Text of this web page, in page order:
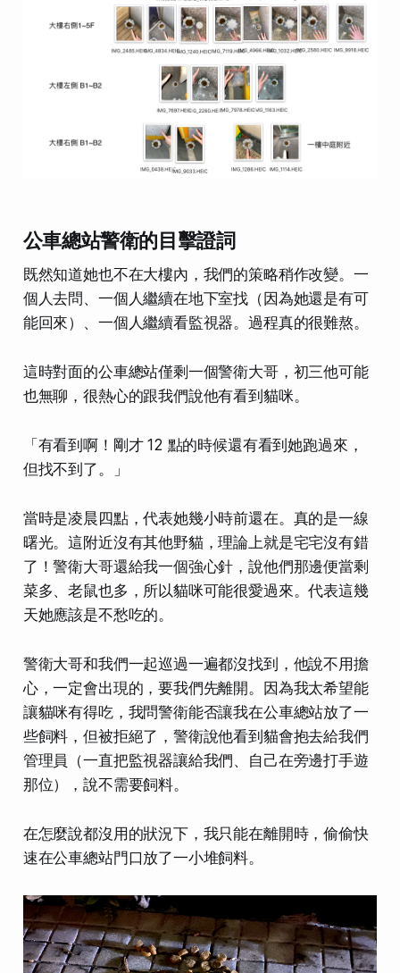
公車總站警衛的目擊證詞
既然知道她也不在大樓內，我們的策略稍作改變。一
個人去問、一個人繼續在地下室找（因為她還是有可
能回來）、一個人繼續看監視器。過程真的很難熬。
這時對面的公車總站僅剩一個警衛大哥，初三他可能
也無聊，很熱心的跟我們說他有看到貓咪。
「有看到啊！剛才 12 點的時候還有看到她跑過來，
但找不到了。」
當時是凌晨四點，代表她幾小時前還在。真的是一線
曙光。這附近沒有其他野貓，理論上就是宅宅沒有錯
了！警衛大哥還給我一個強心針，說他們那邊便當剩
菜多、老鼠也多，所以貓咪可能很愛過來。代表這幾
天她應該是不愁吃的。
警衛大哥和我們一起巡過一遍都沒找到，他說不用擔
心，一定會出現的，要我們先離開。因為我太希望能
讓貓咪有得吃，我問警衛能否讓我在公車總站放了一
些飼料，但被拒絕了，警衛說他看到貓會抱去給我們
管理員（一直把監視器讓給我們、自己在旁邊打手遊
那位），說不需要飼料。
在怎麼說都沒用的狀況下，我只能在離開時，偷偷快
速在公車總站門口放了一小堆飼料。